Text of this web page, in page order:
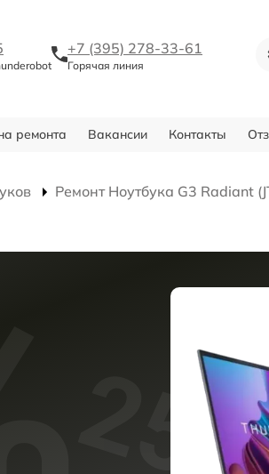
+7 (395) 278-33-61
Горячая линия
ремонта Вакансии Контакты
Ремонт Ноутбука G3 Radiant